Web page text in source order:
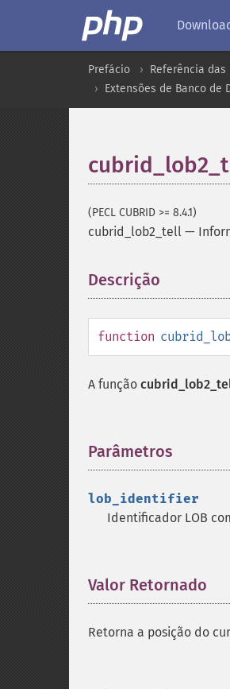
Prefácio Referência das
Extensões de Banco de
(PECL CUBRID >= 8.4.1)
cubrid_lob2_tell —
Descrição
function
A função
Parâmetros
lob_identifier
Identificador LOB
Valor Retornado
Retorna a posição do